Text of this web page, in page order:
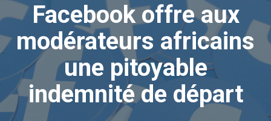
Facebook offre aux
modérateurs africains
une pitoyable
indemnité de départ